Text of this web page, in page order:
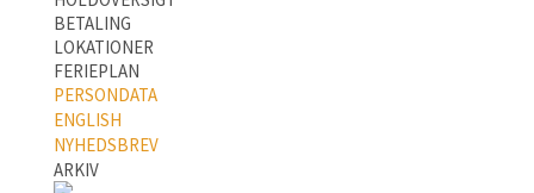
BETALING
LOKATIONER
FERIEPLAN
PERSONDATA
ENGLISH
NYHEDSBREV
ARKIV